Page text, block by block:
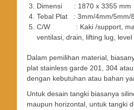
Dimensi : 1870 x 3355 mm
Tebal Plat : 3mm/4mm/5mm/
C/W : Kaki /support,
ventilasi, drain, lifting lug,
Dalam pemilihan material,
plat stainless garde 201, 304
dengan kebutuhan atau bahan
Untuk desain tangki biasanya
maupun horizontal, untuk tangki